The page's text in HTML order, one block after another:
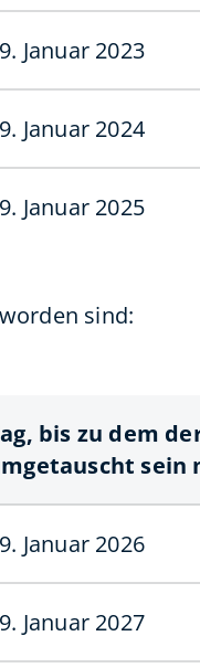
Januar 2023
Januar 2024
Januar 2025
sind:
bis zu dem
sein
Januar 2026
Januar 2027